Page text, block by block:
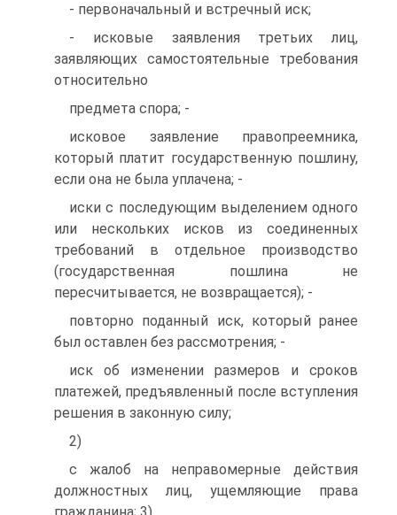
- первоначальный и встречный иск;
- исковые заявления третьих лиц,
заявляющих самостоятельные требования
относительно
предмета спора; -
исковое заявление правопреемника,
который платит государственную пошлину,
если она не была уплачена; -
иски с последующим выделением одного
или нескольких исков из соединенных
требований в отдельное производство
(государственная пошлина не
пересчитывается, не возвращается); -
повторно поданный иск, который ранее
был оставлен без рассмотрения; -
иск об изменении размеров и сроков
платежей, предъявленный после вступления
решения в законную силу;
2)
с жалоб на неправомерные действия
должностных лиц, ущемляющие права